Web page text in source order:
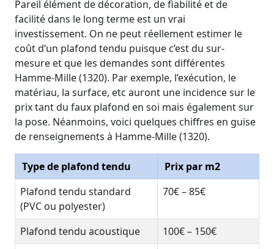
Pareil élément de décoration, de fiabilité et de
facilité dans le long terme est un vrai
investissement. On ne peut réellement estimer le
coût d’un plafond tendu puisque c’est du sur-
mesure et que les demandes sont différentes
Hamme-Mille (1320). Par exemple, l’exécution, le
matériau, la surface, etc auront une incidence sur le
prix tant du faux plafond en soi mais également sur
la pose. Néanmoins, voici quelques chiffres en guise
de renseignements à Hamme-Mille (1320).
Type de plafond tendu
Prix par m2
Plafond tendu standard
(PVC ou polyester)
70€ – 85€
Plafond tendu acoustique
100€ – 150€